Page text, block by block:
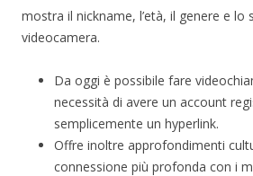
mostra il nickname, l’età, il genere e
videocamera.
Da oggi è possibile fare
necessità di avere un account
semplicemente un hyperlink.
Offre inoltre approfondimenti
connessione più profonda con i